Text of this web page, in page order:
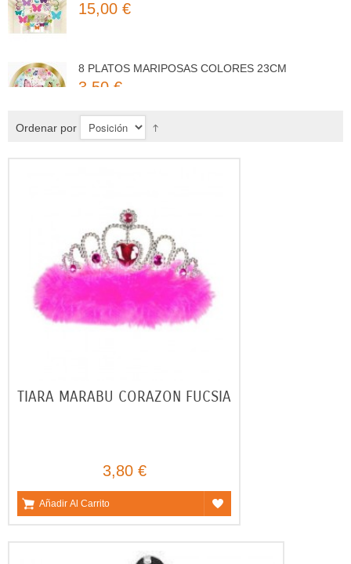
3,50 €
Ordenar por
TIARA MARABU CORAZON FUCSIA
3,80 €
Añadir Al Carrito